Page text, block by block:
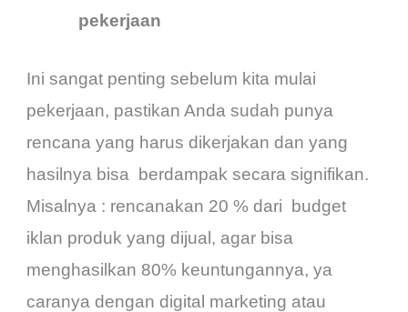
pekerjaan
Ini sangat penting sebelum kita mulai
pekerjaan, pastikan Anda sudah punya
rencana yang harus dikerjakan dan yang
hasilnya bisa berdampak secara signifikan.
Misalnya : rencanakan 20 % dari budget
iklan produk yang dijual, agar bisa
menghasilkan 80% keuntungannya, ya
caranya dengan digital marketing atau